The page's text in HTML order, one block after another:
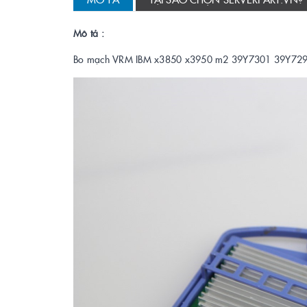
Mô tả :
Bo mạch VRM IBM x3850 x3950 m2 39Y7301